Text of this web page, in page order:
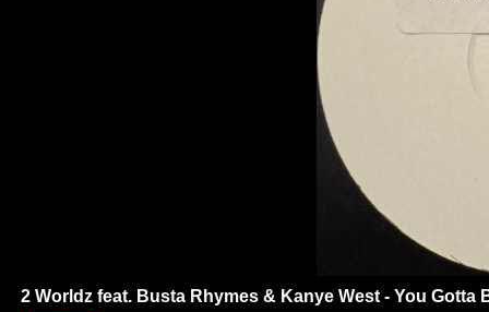
2 Worldz feat. Busta Rhymes & Kanye West - You Gotta